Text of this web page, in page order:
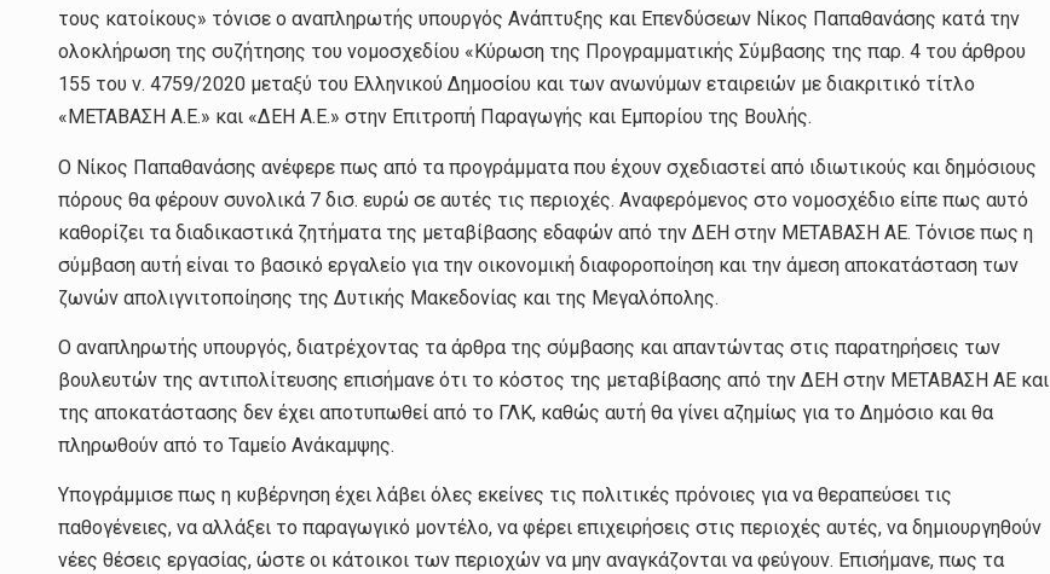
τους κατοίκους» τόνισε ο αναπληρωτής υπουργός Ανάπτυξης και Επενδύσεων Νίκος Παπαθανάσης κατά την
ολοκλήρωση της συζήτησης του νομοσχεδίου «Κύρωση της Προγραμματικής Σύμβασης της παρ. 4 του άρθρου
155 του ν. 4759/2020 μεταξύ του Ελληνικού Δημοσίου και των ανωνύμων εταιρειών με διακριτικό τίτλο
«ΜΕΤΑΒΑΣΗ Α.Ε.» και «ΔΕΗ Α.Ε.» στην Επιτροπή Παραγωγής και Εμπορίου της Βουλής.
Ο Νίκος Παπαθανάσης ανέφερε πως από τα προγράμματα που έχουν σχεδιαστεί από ιδιωτικούς και δημόσιους
πόρους θα φέρουν συνολικά 7 δισ. ευρώ σε αυτές τις περιοχές. Αναφερόμενος στο νομοσχέδιο είπε πως αυτό
καθορίζει τα διαδικαστικά ζητήματα της μεταβίβασης εδαφών από την ΔΕΗ στην ΜΕΤΑΒΑΣΗ ΑΕ. Τόνισε πως η
σύμβαση αυτή είναι το βασικό εργαλείο για την οικονομική διαφοροποίηση και την άμεση αποκατάσταση των
ζωνών απολιγνιτοποίησης της Δυτικής Μακεδονίας και της Μεγαλόπολης.
Ο αναπληρωτής υπουργός, διατρέχοντας τα άρθρα της σύμβασης και απαντώντας στις παρατηρήσεις των
βουλευτών της αντιπολίτευσης επισήμανε ότι το κόστος της μεταβίβασης από την ΔΕΗ στην ΜΕΤΑΒΑΣΗ ΑΕ και
της αποκατάστασης δεν έχει αποτυπωθεί από το ΓΛΚ, καθώς αυτή θα γίνει αζημίως για το Δημόσιο και θα
πληρωθούν από το Ταμείο Ανάκαμψης.
Υπογράμμισε πως η κυβέρνηση έχει λάβει όλες εκείνες τις πολιτικές πρόνοιες για να θεραπεύσει τις
παθογένειες, να αλλάξει το παραγωγικό μοντέλο, να φέρει επιχειρήσεις στις περιοχές αυτές, να δημιουργηθούν
νέες θέσεις εργασίας, ώστε οι κάτοικοι των περιοχών να μην αναγκάζονται να φεύγουν. Επισήμανε, πως τα